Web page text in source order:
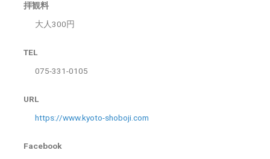
拝観料
大人300円
TEL
075-331-0105
URL
https://www.kyoto-shoboji.com
Facebook